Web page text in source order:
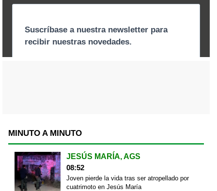
MINUTO A MINUTO
JESÚS MARÍA, AGS
08:52
Joven pierde la vida tras ser atropellado por
cuatrimoto en Jesús María